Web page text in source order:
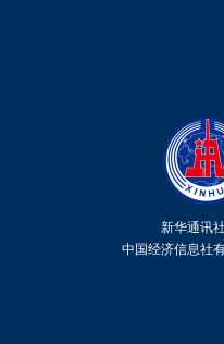
新华通讯
中国经济信息社